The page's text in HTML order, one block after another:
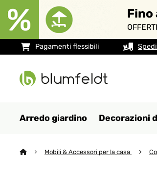
Fino
Pagamenti flessibili
Arredo giardino Decorazioni
Mobili & Accessori per la casa